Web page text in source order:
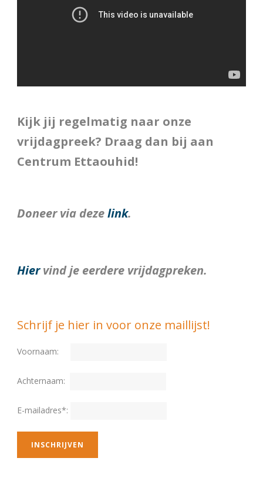
Kijk jij regelmatig naar onze
vrijdagpreek? Draag dan bij aan
Centrum Ettaouhid!
Doneer via dezelink.
Hiervind je eerdere vrijdagpreken.
Schrijf je hier in voor onze maillijst!
Voornaam:
Achternaam:
E-mailadres*: